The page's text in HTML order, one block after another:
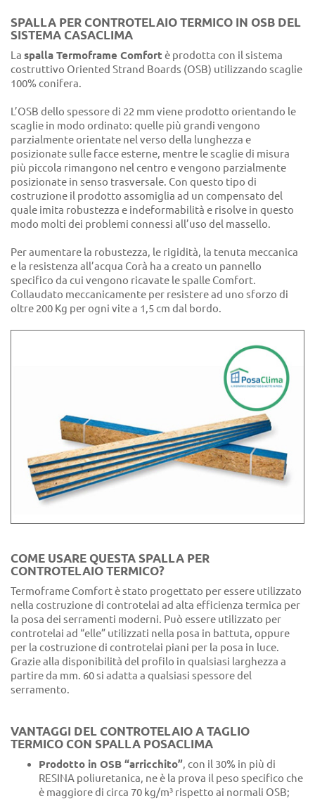
SPALLA PER CONTROTELAIO TERMICO IN OSB DEL
SISTEMA CASACLIMA
La spalla Termoframe Comfort è prodotta con il sistema
costruttivo Oriented Strand Boards (OSB) utilizzando scaglie
100% conifera.
L’OSB dello spessore di 22 mm viene prodotto orientando le
scaglie in modo ordinato: quelle più grandi vengono
parzialmente orientate nel verso della lunghezza e
posizionate sulle facce esterne, mentre le scaglie di misura
più piccola rimangono nel centro e vengono parzialmente
posizionate in senso trasversale. Con questo tipo di
costruzione il prodotto assomiglia ad un compensato del
quale imita robustezza e indeformabilità e risolve in questo
modo molti dei problemi connessi all’uso del massello.
Per aumentare la robustezza, le rigidità, la tenuta meccanica
e la resistenza all’acqua Corà ha a creato un pannello
specifico da cui vengono ricavate le spalle Comfort.
Collaudato meccanicamente per resistere ad uno sforzo di
oltre 200 Kg per ogni vite a 1,5 cm dal bordo.
COME USARE QUESTA SPALLA PER
CONTROTELAIO TERMICO?
Termoframe Comfort è stato progettato per essere utilizzato
nella costruzione di controtelai ad alta efficienza termica per
la posa dei serramenti moderni. Può essere utilizzato per
controtelai ad “elle” utilizzati nella posa in battuta, oppure
per la costruzione di controtelai piani per la posa in luce.
Grazie alla disponibilità del profilo in qualsiasi larghezza a
partire da mm. 60 si adatta a qualsiasi spessore del
serramento.
VANTAGGI DEL CONTROTELAIO A TAGLIO
TERMICO CON SPALLA POSACLIMA
Prodotto in OSB “arricchito”, con il 30% in più di
RESINA poliuretanica, ne è la prova il peso specifico che
è maggiore di circa 70 kg/m³ rispetto ai normali OSB;